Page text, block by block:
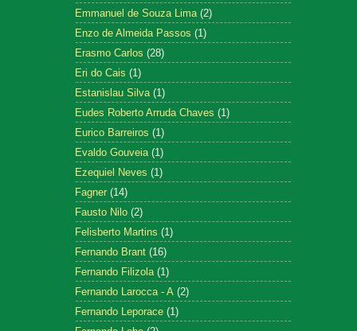
Emmanuel de Souza Lima (2)
Enzo de Almeida Passos (1)
Erasmo Carlos (28)
Eri do Cais (1)
Estanislau Silva (1)
Eudes Roberto Arruda Chaves (1)
Eurico Barreiros (1)
Evaldo Gouveia (1)
Ezequiel Neves (1)
Fagner (14)
Fausto Nilo (2)
Felisberto Martins (1)
Fernando Brant (16)
Fernando Filizola (1)
Fernando Larocca - A (2)
Fernando Leporace (1)